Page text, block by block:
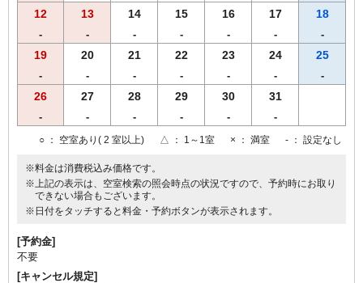
12
-
13
-
14
-
15
-
16
-
17
-
18
-
19
-
20
-
21
-
22
-
23
-
24
-
25
-
26
-
27
-
28
-
29
-
30
-
31
-
○ ： 空室あり( 2 室以上) △ ： 1～1室 × ： 満室 - ： 設定なし
※料金は消費税込み価格です。
※上記の表示は、空室検索の照会時点の状況ですので、予約時にお取り
できない場合もございます。
※日付をタッチすると料金・予約ボタンが表示されます。
[予約金]
不要
[キャンセル規定]